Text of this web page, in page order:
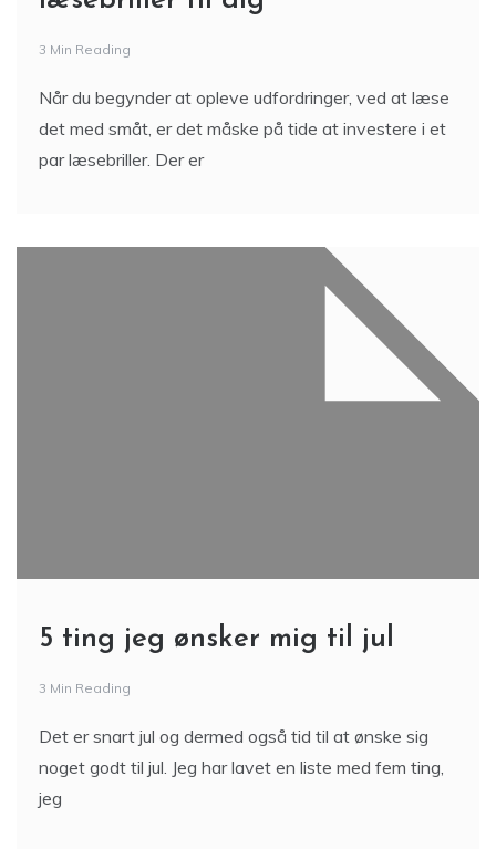
3 Min Reading
Når du begynder at opleve udfordringer, ved at læse
det med småt, er det måske på tide at investere i et
par læsebriller. Der er
5 ting jeg ønsker mig til jul
3 Min Reading
Det er snart jul og dermed også tid til at ønske sig
noget godt til jul. Jeg har lavet en liste med fem ting,
jeg